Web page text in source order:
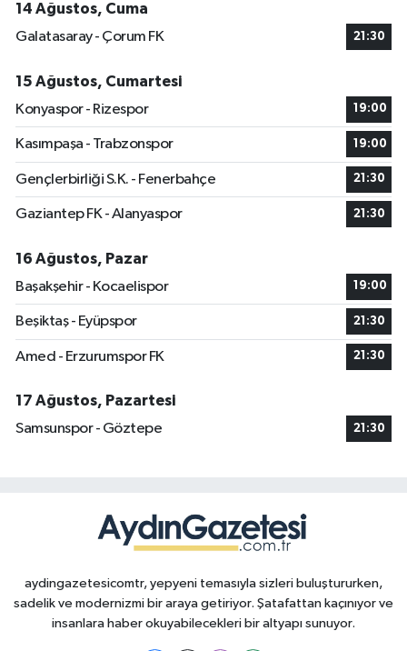
14 Ağustos, Cuma
Galatasaray - Çorum FK
21:30
15 Ağustos, Cumartesi
Konyaspor - Rizespor
19:00
Kasımpaşa - Trabzonspor 19:00
Gençlerbirliği S.K. - Fenerbahçe 21:30
Gaziantep FK - Alanyaspor 21:30
16 Ağustos, Pazar
Başakşehir - Kocaelispor
19:00
Beşiktaş - Eyüpspor 21:30
Amed - Erzurumspor FK 21:30
17 Ağustos, Pazartesi
Samsunspor - Göztepe
21:30
aydingazetesicomtr, yepyeni temasıyla sizleri buluştururken,
sadelik ve modernizmi bir araya getiriyor. Şatafattan kaçınıyor ve
insanlara haber okuyabilecekleri bir altyapı sunuyor.